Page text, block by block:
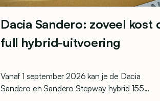
Dacia Sandero: zoveel kost
full hybrid-uitvoering
Vanaf 1 september 2026 kan je de Dacia
Sandero en Sandero Stepway hybrid 155